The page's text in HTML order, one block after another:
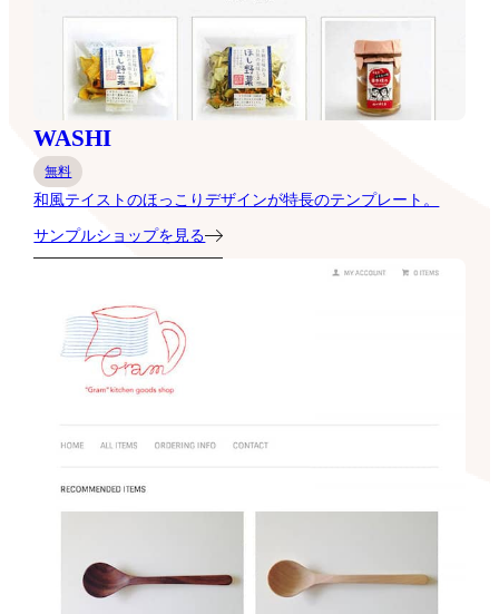
WASHI
無料
和風テイストのほっこりデザインが特長のテンプレート。
サンプルショップを見る